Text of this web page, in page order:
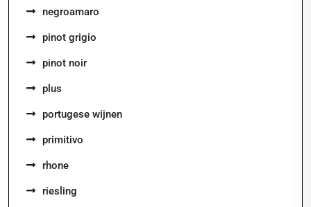
negroamaro
pinot grigio
pinot noir
plus
portugese wijnen
primitivo
rhone
riesling